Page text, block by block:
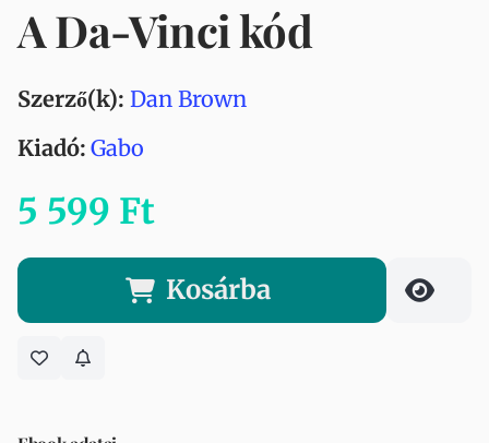
A Da-Vinci kód
Szerző(k): Dan Brown
Kiadó: Gabo
5 599 Ft
Kosárba